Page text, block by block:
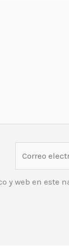
y web en este